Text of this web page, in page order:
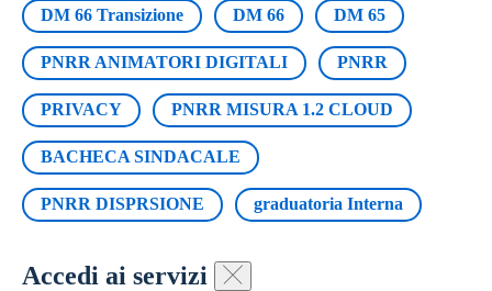
DM 66 Transizione DM 66 DM 65
PNRR ANIMATORI DIGITALI PNRR
PRIVACY PNRR MISURA 1.2 CLOUD
BACHECA SINDACALE
PNRR DISPRSIONE graduatoria Interna
Accedi ai servizi